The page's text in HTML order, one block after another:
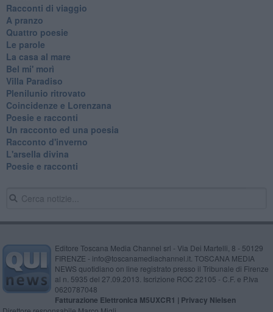
Racconti di viaggio
A pranzo
Quattro poesie
Le parole
La casa al mare
Bel mi' morì
Villa Paradiso
Plenilunio ritrovato
Coincidenze e Lorenzana
Poesie e racconti
Un racconto ed una poesia
Racconto d'inverno
​L'arsella divina
Poesie e racconti
Editore Toscana Media Channel srl - Via Dei Martelli, 8 - 50129
FIRENZE - info@toscanamediachannel.it. TOSCANA MEDIA
NEWS quotidiano on line registrato presso il Tribunale di Firenze
al n. 5935 del 27.09.2013. Iscrizione ROC 22105 - C.F. e P.Iva
0620787048
Fatturazione Elettronica M5UXCR1 | Privacy Nielsen